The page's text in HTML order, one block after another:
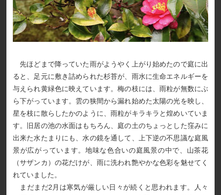
先ほどまで降っていた雨がようやく上がり始めたので庭に出
ると、足元に敷き詰められた杉苔が、雨水に生命エネルギーを
与えられ黄緑色に映えています。梅の枝には、雨粒が無数にぶ
ら下がっています。雲の狭間から漏れ始めた太陽の光を映し、
星を枝に散らしたかのように、雨粒がキラキラと煌めいていま
す。旧居の池の水面はもちろん、庭の土のちょっとした窪みに
出来た水たまりにも、水の鏡を通して、上下逆の不思議な庭風
景が広がっています。地味な色合いの庭風景の中で、山茶花
（サザンカ）の花だけが、雨に洗われ艶やかな色彩を魅せてく
れていました。
まだまだ2月は寒気が厳しい日々が続くと思われます。人々